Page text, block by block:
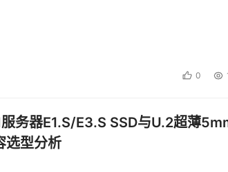
0
务器E1.S/E3.S SSD与U.2超薄
选型分析